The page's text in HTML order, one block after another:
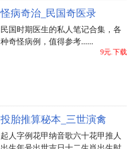
怪病奇治_民国奇医录
民国时期医生的私人笔记合集，各
种奇怪病例，值得参考......
9元.下载
投胎推算秘本_三世演禽
起人字例花甲纳音歌六十花甲推人